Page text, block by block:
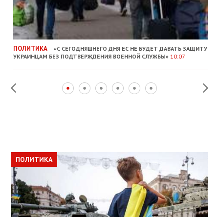
ПОЛИТИКА
«С СЕГОДНЯШНЕГО ДНЯ ЕС НЕ БУДЕТ ДАВАТЬ ЗАЩИТУ
УКРАИНЦАМ БЕЗ ПОДТВЕРЖДЕНИЯ ВОЕННОЙ СЛУЖБЫ» 10:07
ПОЛИТИКА
ПОЛИТИКА
ОБЩЕСТВО
ПОЛИТИКА
ЭКОНОМИКА